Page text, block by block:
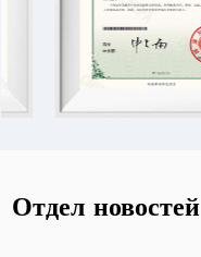
Отдел новостей